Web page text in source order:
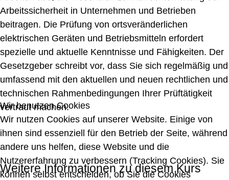
Arbeitssicherheit in Unternehmen und Betrieben
beitragen. Die Prüfung von ortsveränderlichen
elektrischen Geräten und Betriebsmitteln erfordert
spezielle und aktuelle Kenntnisse und Fähigkeiten. Der
Gesetzgeber schreibt vor, dass Sie sich regelmäßig und
umfassend mit den aktuellen und neuen rechtlichen und
technischen Rahmenbedingungen Ihrer Prüftätigkeit
vertraut machen.
Weitere Informationen zu diesem Kurs
Wir benutzen Cookies
Wir nutzen Cookies auf unserer Website. Einige von
ihnen sind essenziell für den Betrieb der Seite, während
andere uns helfen, diese Website und die
Nutzererfahrung zu verbessern (Tracking Cookies). Sie
können selbst entscheiden, ob Sie die Cookies